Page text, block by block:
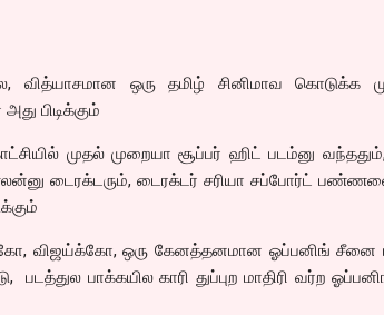
வித்யாசமான ஒரு தமிழ் சினிமாவ கொடுக்க
பிடிக்கும்
முதல் முறையா சூப்பர் ஹிட் படம்னு
டைரக்டரும், டைரக்டர் சரியா சப்போர்ட்
விஜய்க்கோ, ஒரு கேனத்தனமான ஓப்பனிங் சீனை
பாக்கயில காரி துப்புற மாதிரி வர்ற